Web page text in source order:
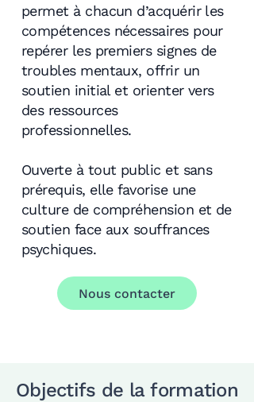
permet à chacun d’acquérir les
compétences nécessaires pour
repérer les premiers signes de
troubles mentaux, offrir un
soutien initial et orienter vers
des ressources
professionnelles.
Ouverte à tout public et sans
prérequis, elle favorise une
culture de compréhension et de
soutien face aux souffrances
psychiques.
Nous contacter
Objectifs de la formation